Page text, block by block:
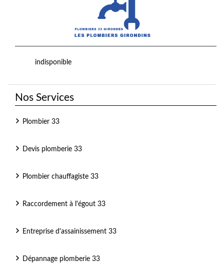
indisponible
Nos Services
Plombier 33
Devis plomberie 33
Plombier chauffagiste 33
Raccordement à l'égout 33
Entreprise d'assainissement 33
Dépannage plomberie 33